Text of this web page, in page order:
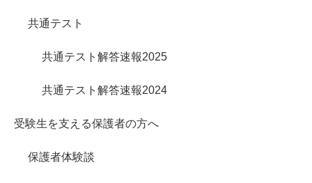
共通テスト
共通テスト解答速報2025
共通テスト解答速報2024
受験生を支える保護者の方へ
保護者体験談